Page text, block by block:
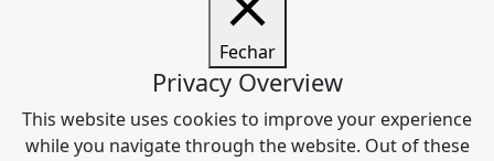
Fechar
Privacy Overview
This website uses cookies to improve your experience
while you navigate through the website. Out of these